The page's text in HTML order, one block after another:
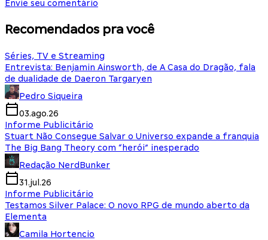
Envie seu comentário
Recomendados pra você
Séries, TV e Streaming
Entrevista: Benjamin Ainsworth, de A Casa do Dragão, fala
de dualidade de Daeron Targaryen
Pedro Siqueira
03.ago.26
Informe Publicitário
Stuart Não Consegue Salvar o Universo expande a franquia
The Big Bang Theory com “herói” inesperado
Redação NerdBunker
31.jul.26
Informe Publicitário
Testamos Silver Palace: O novo RPG de mundo aberto da
Elementa
Camila Hortencio